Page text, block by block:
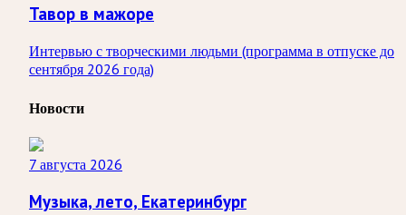
Тавор в мажоре
Интервью с творческими людьми (программа в отпуске до
сентября 2026 года)
Новости
7 августа 2026
Музыка, лето, Екатеринбург